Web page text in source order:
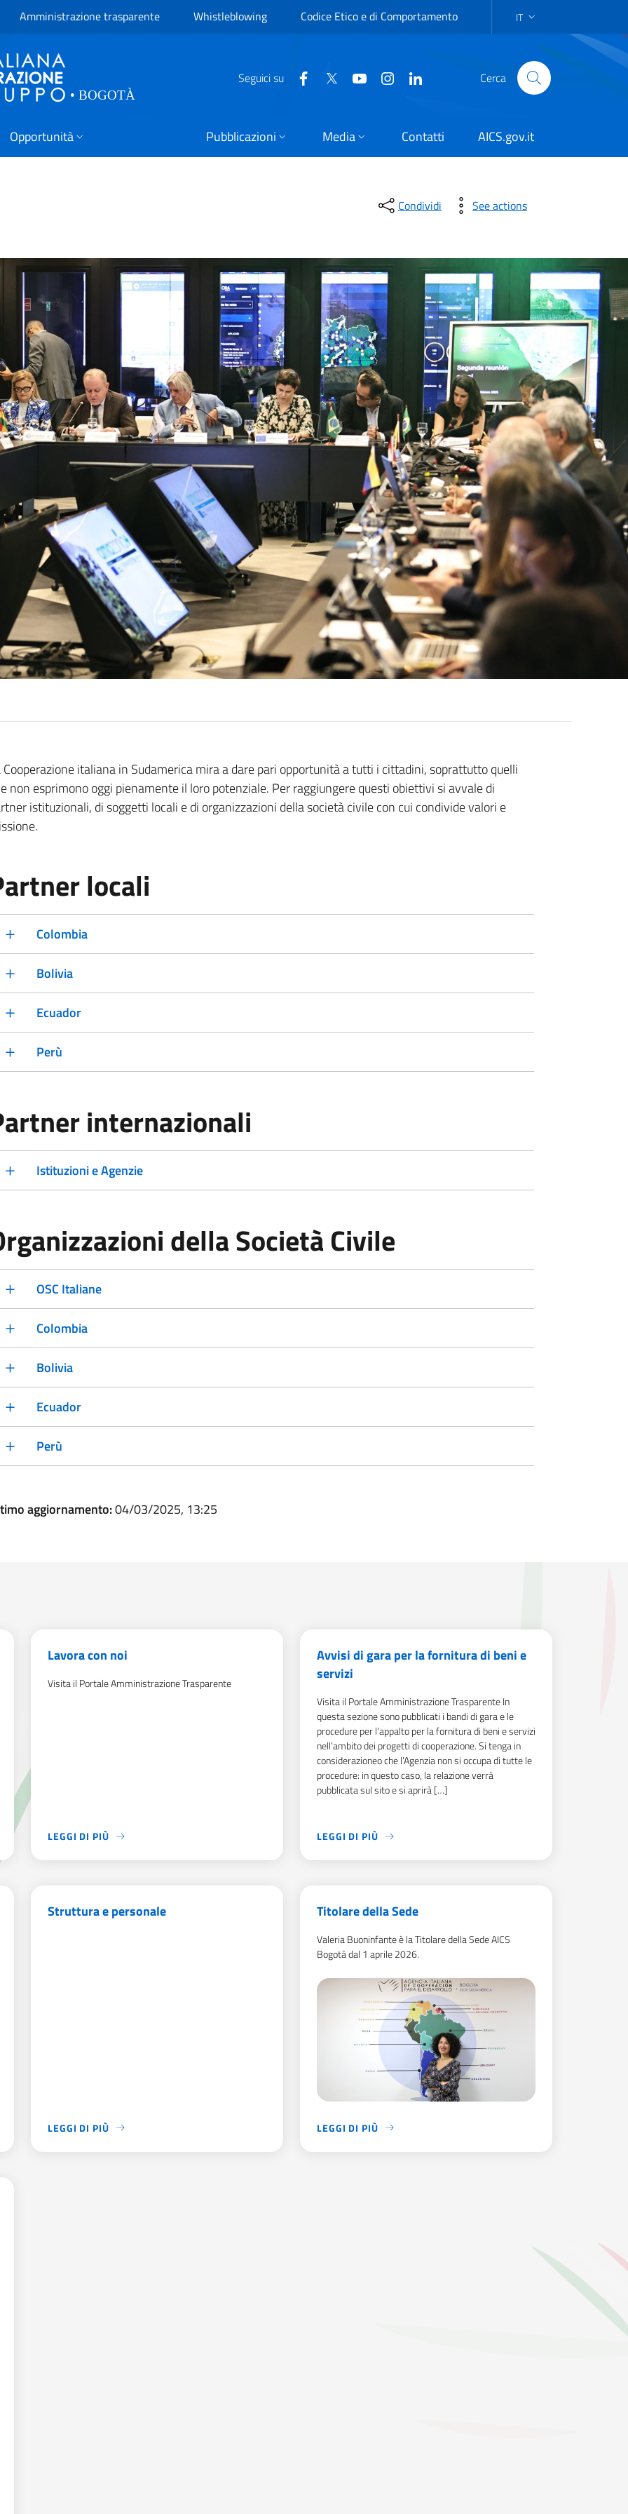
Amministrazione trasparente Whistleblowing Codice Etico e di Comportamento SCELTA DELLA LINGUA:IT
IT
Seguici su Cerca
Opportunità Pubblicazioni Media Contatti AICS.gov.it
in Sudamerica mira a dare pari opportunità
Condividi See actions
Cooperazione italiana in Sudamerica mira a dare pari opportunità a tutti i cittadini, soprattutto quelli
non esprimono oggi pienamente il loro potenziale. Per raggiungere questi obiettivi si avvale di
istituzionali, di soggetti locali e di organizzazioni della società civile con cui condivide valori e
locali
Colombia
Bolivia
Ecuador
Perù
internazionali
Istituzioni e Agenzie
della Società Civile
OSC Italiane
Colombia
Bolivia
Ecuador
Perù
aggiornamento:04/03/2025, 13:25
DALLA SEDE DELL’AICS DI BOGOTÁ PER LA CONCESSIONE DI CONTRIBUTI DESTINATI ALLA REALIZZAZIONE DI
Lavora con noi
Visita il Portale Amministrazione Trasparente
LEGGI DI PIÙ
VISITA IL PORTALE AMMINISTRAZIONE TRASPARENTE
Avvisi di gara per la fornitura di beni e
servizi
Visita il Portale Amministrazione Trasparente In
questa sezione sono pubblicati i bandi di gara e le
procedure per l’appalto per la fornitura di beni e servizi
nell’ambito dei progetti di cooperazione. Si tenga in
considerazioneo che l’Agenzia non si occupa di tutte le
procedure: in questo caso, la relazione verrà
pubblicata sul sito e si aprirà […]
LEGGI DI PIÙ
VISITA IL PORTALE AMMINISTRAZIONE TRASPARENTE IN
Struttura e personale
LEGGI DI PIÙ
Titolare della Sede
Valeria Buoninfante è la Titolare della Sede AICS
Bogotà dal 1 aprile 2026.
LEGGI DI PIÙ
VALERIA BUONINFANTE È LA TITOLARE DELLA SEDE AICS